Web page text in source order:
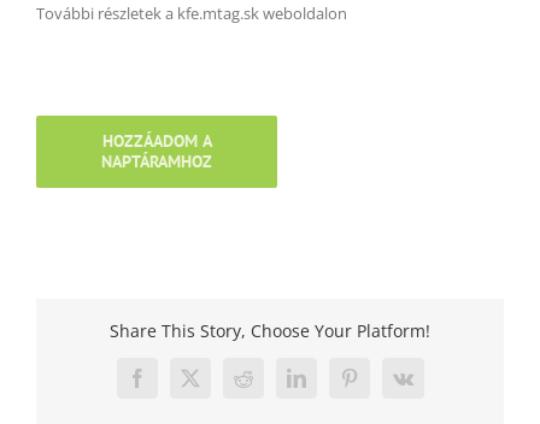
További részletek a kfe.mtag.sk weboldalon
HOZZÁADOM A
NAPTÁRAMHOZ
Share This Story, Choose Your Platform!
Facebook
X RedditLinkedInPinterest
Vk